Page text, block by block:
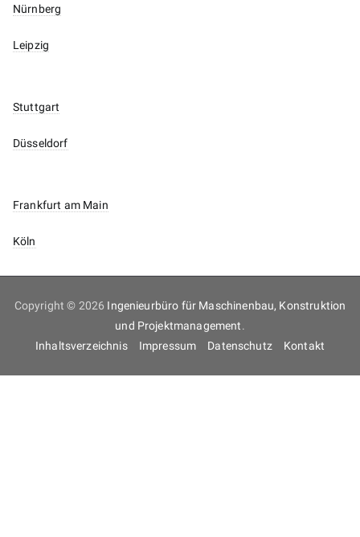
Nürnberg
Leipzig
Stuttgart
Düsseldorf
Frankfurt am Main
Köln
Copyright © 2026 Ingenieurbüro für Maschinenbau, Konstruktion
und Projektmanagement.
Inhaltsverzeichnis
Impressum Datenschutz Kontakt